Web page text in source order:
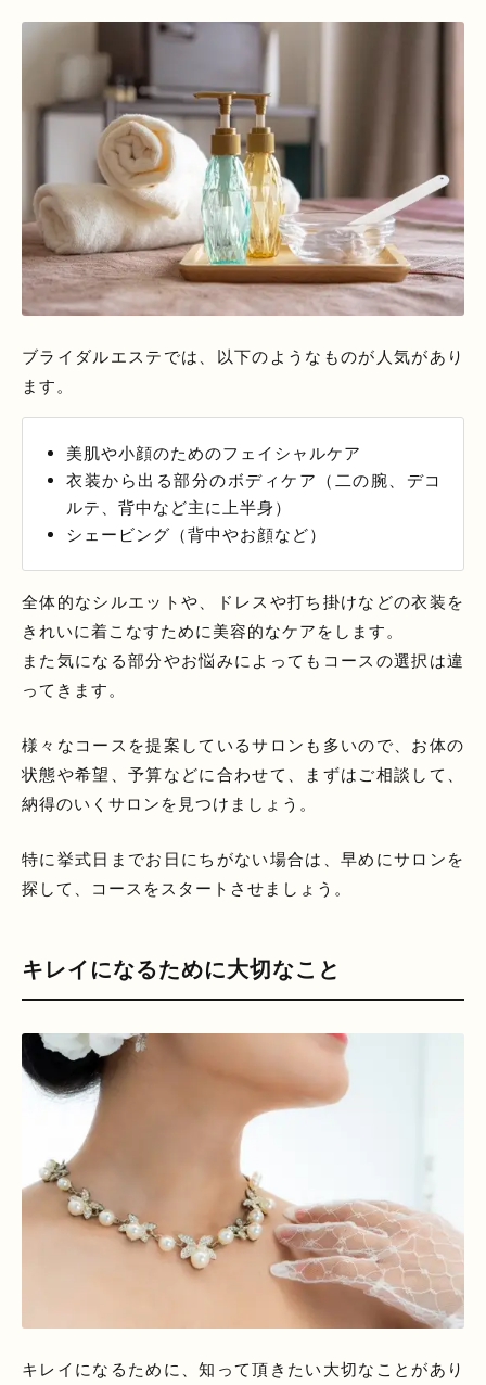
ブライダルエステでは、以下のようなものが人気があり
ます。
美肌や小顔のためのフェイシャルケア
衣装から出る部分のボディケア（二の腕、デコ
ルテ、背中など主に上半身）
シェービング（背中やお顔など）
全体的なシルエットや、ドレスや打ち掛けなどの衣装を
きれいに着こなすために美容的なケアをします。
また気になる部分やお悩みによってもコースの選択は違
ってきます。
様々なコースを提案しているサロンも多いので、お体の
状態や希望、予算などに合わせて、まずはご相談して、
納得のいくサロンを見つけましょう。
特に挙式日までお日にちがない場合は、早めにサロンを
探して、コースをスタートさせましょう。
キレイになるために大切なこと
キレイになるために、知って頂きたい大切なことがあり